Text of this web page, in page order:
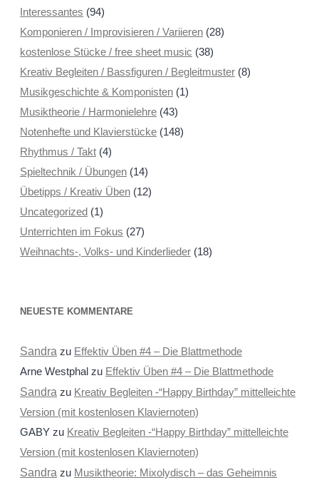
Interessantes (94)
Komponieren / Improvisieren / Variieren(28)
kostenlose Stücke / free sheet music (38)
Kreativ Begleiten / Bassfiguren / Begleitmuster(8)
Musikgeschichte & Komponisten(1)
Musiktheorie / Harmonielehre(43)
Notenhefte und Klavierstücke(148)
Rhythmus / Takt(4)
Spieltechnik / Übungen(14)
Übetipps / Kreativ Üben(12)
Uncategorized(1)
Unterrichten im Fokus (27)
Weihnachts-, Volks- und Kinderlieder(18)
NEUESTE KOMMENTARE
Sandra zu Effektiv Üben #4 – Die Blattmethode
Arne Westphalzu Effektiv Üben #4 – Die Blattmethode
Sandra zu Kreativ Begleiten -“Happy Birthday” mittelleichte
Version (mit kostenlosen Klaviernoten)
GABYzu Kreativ Begleiten -“Happy Birthday” mittelleichte
Version (mit kostenlosen Klaviernoten)
Sandra zu Musiktheorie: Mixolydisch – das Geheimnis